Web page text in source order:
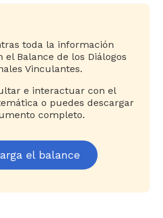
de los diálogos
toda la información
el Balance de los Diálogos
Vinculantes.
e interactuar con el
o puedes descargar
completo.
el balance